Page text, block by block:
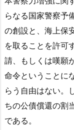
らなる国家警察予
の創設と、海上保
を取ることを許可
請、もしくは嘆願
命令ということに
らう自由はない。
ちの公債償還の割
である。